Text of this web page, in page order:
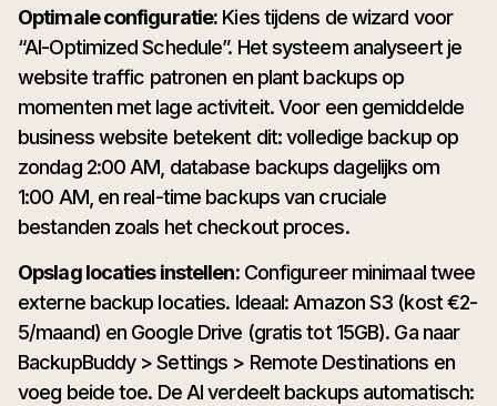
Optimale configuratie: Kies tijdens de wizard voor
“AI-Optimized Schedule”. Het systeem analyseert je
website traffic patronen en plant backups op
momenten met lage activiteit. Voor een gemiddelde
business website betekent dit: volledige backup op
zondag 2:00 AM, database backups dagelijks om
1:00 AM, en real-time backups van cruciale
bestanden zoals het checkout proces.
Opslag locaties instellen:Configureer minimaal twee
externe backup locaties. Ideaal: Amazon S3 (kost €2-
5/maand) en Google Drive (gratis tot 15GB). Ga naar
BackupBuddy > Settings > Remote Destinations en
voeg beide toe. De AI verdeelt backups automatisch: